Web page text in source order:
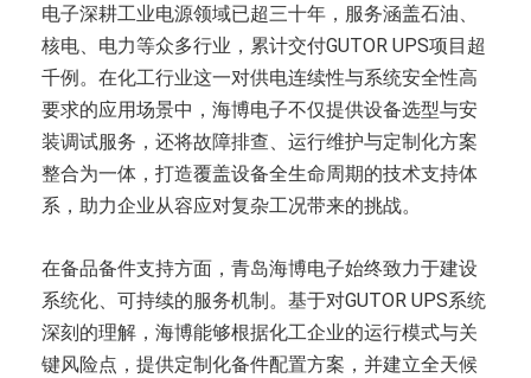
电子深耕工业电源领域已超三十年，服务涵盖石油、
核电、电力等众多行业，累计交付GUTOR UPS项目超
千例。在化工行业这一对供电连续性与系统安全性高
要求的应用场景中，海博电子不仅提供设备选型与安
装调试服务，还将故障排查、运行维护与定制化方案
整合为一体，打造覆盖设备全生命周期的技术支持体
系，助力企业从容应对复杂工况带来的挑战。
在备品备件支持方面，青岛海博电子始终致力于建设
系统化、可持续的服务机制。基于对GUTOR UPS系统
深刻的理解，海博能够根据化工企业的运行模式与关
键风险点，提供定制化备件配置方案，并建立全天候